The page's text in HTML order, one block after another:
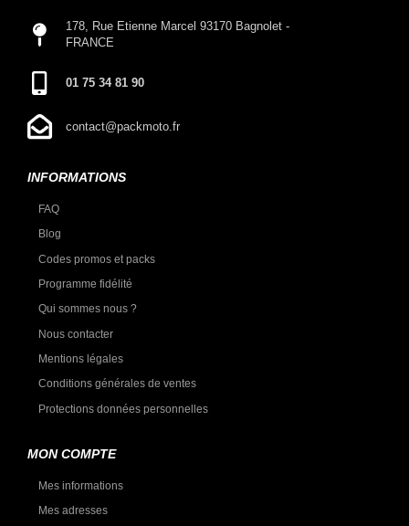
178, Rue Etienne Marcel 93170 Bagnolet -
FRANCE
01 75 34 81 90
contact@packmoto.fr
INFORMATIONS
FAQ
Blog
Codes promos et packs
Programme fidélité
Qui sommes nous ?
Nous contacter
Mentions légales
Conditions générales de ventes
Protections données personnelles
MON COMPTE
Mes informations
Mes adresses